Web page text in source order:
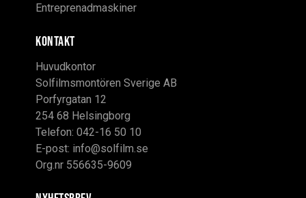
Entreprenadmaskiner
KONTAKT
Huvudkontor
Solfilmsmontören Sverige AB
Porfyrgatan 12
254 68 Helsingborg
Telefon: 042-16 50 10
E-post: info@solfilm.se
Org.nr 556635-9609